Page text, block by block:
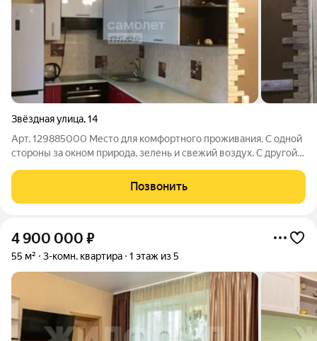
Звёздная улица,14
Арт. 129885000 Место для комфортного проживания. С одной
стороны за окном природа, зелень и свежий воздух. С другой
Бердскому шоссе или на электричке. Остановка
общественного транспорта так же
Позвонить
4 900 000 ₽
55 м² 3-комн. квартира 1 этаж из 5